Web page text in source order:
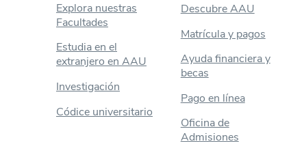
Explora nuestras
Facultades
Estudia en el
extranjero en AAU
Investigación
Códice universitario
Descubre AAU
Matrícula y pagos
Ayuda financiera y
becas
Pago en línea
Oficina de
Admisiones